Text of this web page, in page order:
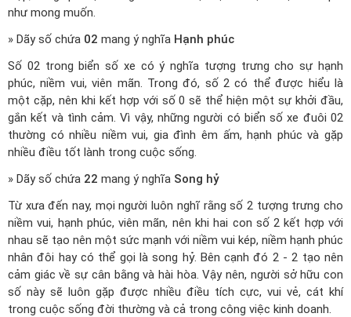
như mong muốn.
» Dãy số chứa 02 mang ý nghĩa Hạnh phúc
Số 02 trong biển số xe có ý nghĩa tượng trưng cho sự hạnh
phúc, niềm vui, viên mãn. Trong đó, số 2 có thể được hiểu là
một cặp, nên khi kết hợp với số 0 sẽ thể hiện một sự khởi đầu,
gắn kết và tình cảm. Vì vậy, những người có biển số xe đuôi 02
thường có nhiều niềm vui, gia đình êm ấm, hạnh phúc và gặp
nhiều điều tốt lành trong cuộc sống.
» Dãy số chứa 22 mang ý nghĩa Song hỷ
Từ xưa đến nay, mọi người luôn nghĩ rằng số 2 tượng trưng cho
niềm vui, hạnh phúc, viên mãn, nên khi hai con số 2 kết hợp với
nhau sẽ tạo nên một sức mạnh với niềm vui kép, niềm hạnh phúc
nhân đôi hay có thể gọi là song hỷ. Bên cạnh đó 2 - 2 tạo nên
cảm giác về sự cân bằng và hài hòa. Vậy nên, người sở hữu con
số này sẽ luôn gặp được nhiều điều tích cực, vui vẻ, cát khí
trong cuộc sống đời thường và cả trong công việc kinh doanh.